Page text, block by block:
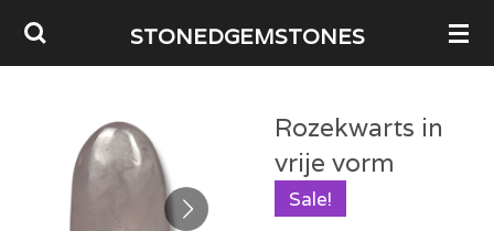
Ga
direct
hoofdinhoud
STONEDGEMSTONES
Rozekwarts in
vrije vorm
Sale!